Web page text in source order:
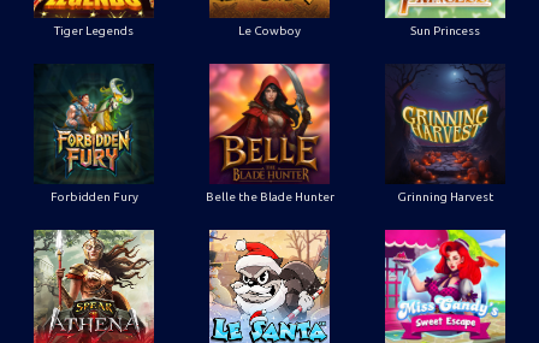
Tiger Legends Le Cowboy Sun Princess
Forbidden Fury Belle the Blade Hunter Grinning Harvest